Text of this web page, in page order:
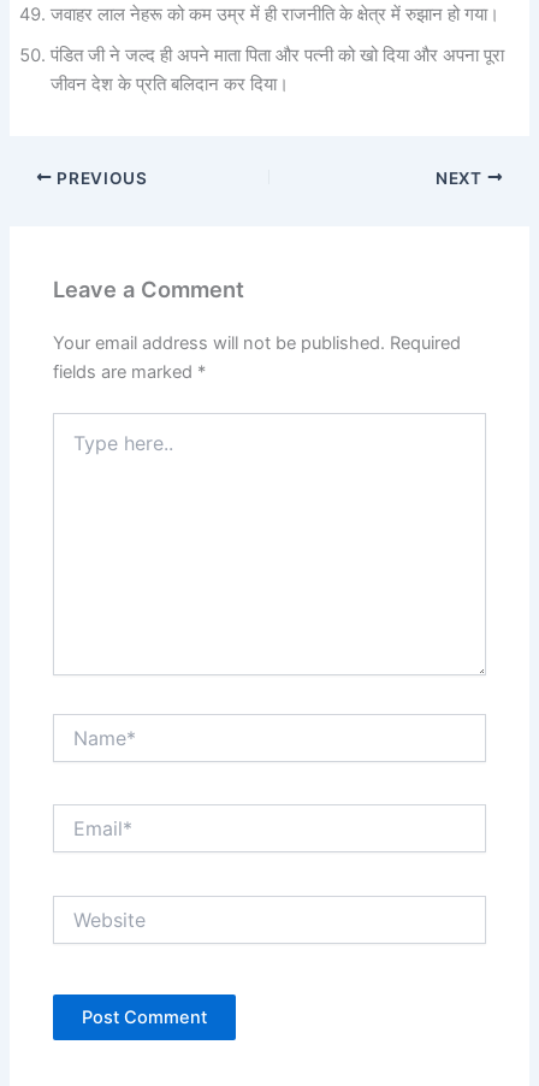
जवाहर लाल नेहरू को कम उम्र में ही राजनीति के क्षेत्र में रुझान हो गया।
पंडित जी ने जल्द ही अपने माता पिता और पत्नी को खो दिया और अपना पूरा
जीवन देश के प्रति बलिदान कर दिया।
PREVIOUS NEXT
Leave a Comment
Your email address will not be published. Required
fields are marked *
here..